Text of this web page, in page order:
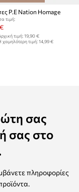
P.E Nation Homage
τιμή:
τιμή: 19,90 €
χαμηλότερη τιμή: 14,99 €
σας
σας στο
πληροφορίες